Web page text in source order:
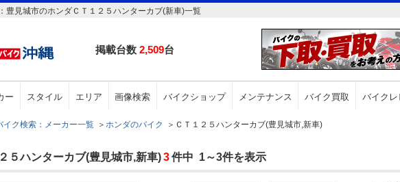
豊見城市のホンダＣＴ１２５ハンターカブ(新車)一覧
掲載台数 2,509台
ー スタイル エリア 画像検索 バイクショップ メンテナンス バイク買取 バイクレ
イク検索：メーカー一覧 ＞ ホンダのバイク ＞ ＣＴ１２５ハンターカブ(豊見城市,新車)
５ハンターカブ(豊見城市,新車)3件中 1～3件を表示